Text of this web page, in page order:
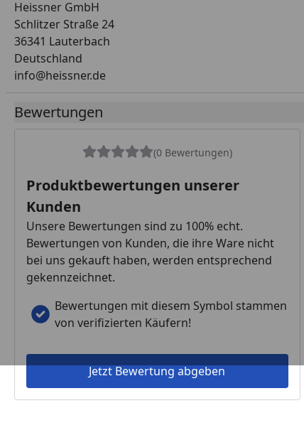
Heissner GmbH
Schlitzer Straße 24
36341 Lauterbach
Deutschland
info@heissner.de
Bewertungen
(0 Bewertungen)
Produktbewertungen unserer
Kunden
Unsere Bewertungen sind zu 100% echt.
Bewertungen von Kunden, die ihre Ware nicht
bei uns gekauft haben, werden entsprechend
gekennzeichnet.
Bewertungen mit diesem Symbol stammen
von verifizierten Käufern!
Jetzt Bewertung abgeben